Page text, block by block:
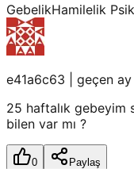
GebelikHamilelik
e41a6c63
geçen ay
25 haftalık
bilen var mı ?
0 Paylaş